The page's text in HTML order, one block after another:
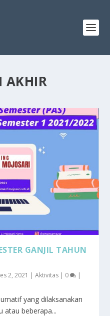
AKHIR
GANJIL TAHUN
2, 2021 |Aktivitas | 0 |
yang dilaksanakan
atau beberapa...